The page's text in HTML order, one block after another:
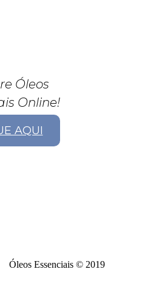
Óleos
Online!
AQUI
Óleos Essenciais © 2019